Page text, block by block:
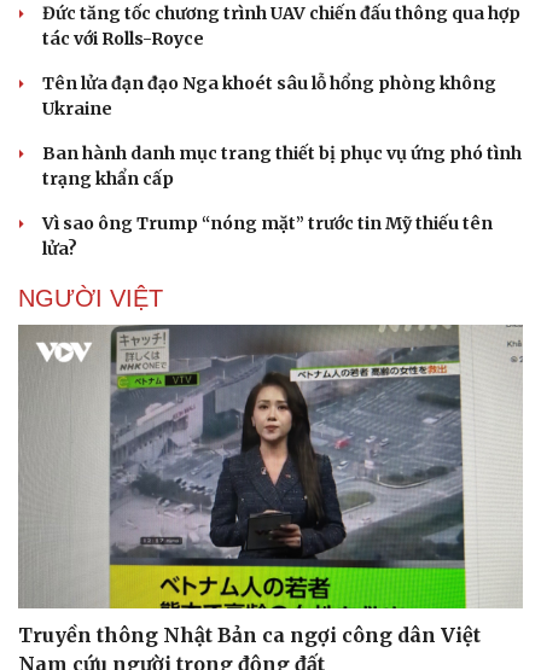
Đức tăng tốc chương trình UAV chiến đấu thông qua hợp
tác với Rolls-Royce
Tên lửa đạn đạo Nga khoét sâu lỗ hổng phòng không
Ukraine
Ban hành danh mục trang thiết bị phục vụ ứng phó tình
trạng khẩn cấp
Vì sao ông Trump “nóng mặt” trước tin Mỹ thiếu tên
lửa?
NGƯỜI VIỆT
Truyền thông Nhật Bản ca ngợi công dân Việt
Nam cứu người trong động đất